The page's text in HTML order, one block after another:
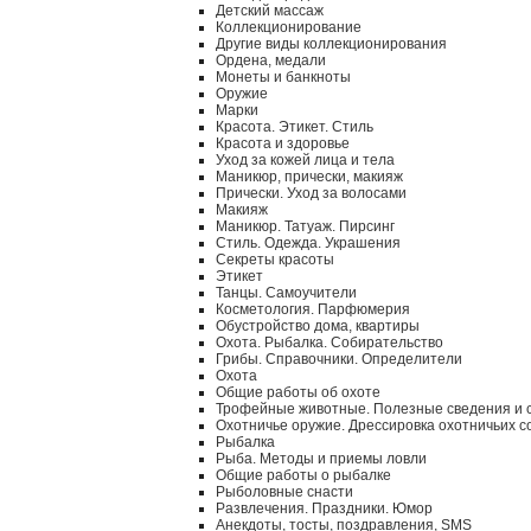
Детский массаж
Коллекционирование
Другие виды коллекционирования
Ордена, медали
Монеты и банкноты
Оружие
Марки
Красота. Этикет. Стиль
Красота и здоровье
Уход за кожей лица и тела
Маникюр, прически, макияж
Прически. Уход за волосами
Макияж
Маникюр. Татуаж. Пирсинг
Стиль. Одежда. Украшения
Секреты красоты
Этикет
Танцы. Самоучители
Косметология. Парфюмерия
Обустройство дома, квартиры
Охота. Рыбалка. Собирательство
Грибы. Справочники. Определители
Охота
Общие работы об охоте
Трофейные животные. Полезные сведения и
Охотничье оружие. Дрессировка охотничьих
Рыбалка
Рыба. Методы и приемы ловли
Общие работы о рыбалке
Рыболовные снасти
Развлечения. Праздники. Юмор
Анекдоты, тосты, поздравления, SMS